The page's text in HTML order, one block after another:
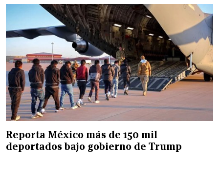
Reporta México más de 150 mil
deportados bajo gobierno de Trump